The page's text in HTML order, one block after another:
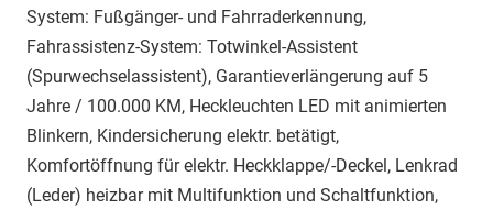
System: Fußgänger- und Fahrraderkennung,
Fahrassistenz-System: Totwinkel-Assistent
(Spurwechselassistent), Garantieverlängerung auf 5
Jahre / 100.000 KM, Heckleuchten LED mit animierten
Blinkern, Kindersicherung elektr. betätigt,
Komfortöffnung für elektr. Heckklappe/-Deckel, Lenkrad
(Leder) heizbar mit Multifunktion und Schaltfunktion,